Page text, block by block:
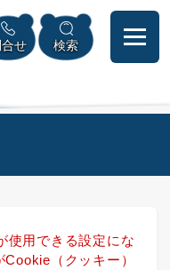
本文へ
合せ 検索
使用できる設定にな
（クッキー）